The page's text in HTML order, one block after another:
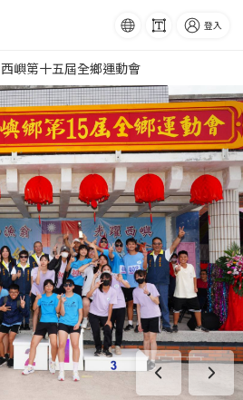
語系 字級 登入
西嶼第十五屆全鄉運動會